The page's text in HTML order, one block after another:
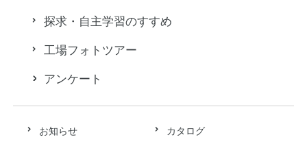
お知らせ カタログ
探求・自主学習のすすめ
工場フォトツアー
アンケート